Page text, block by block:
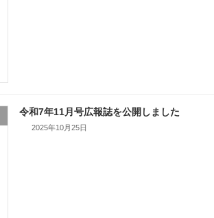
令和7年11月号広報誌を公開しました
2025年10月25日